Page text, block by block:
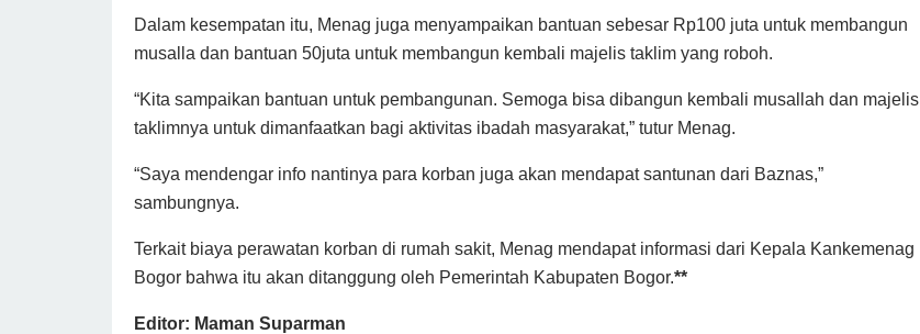
Dalam kesempatan itu, Menag juga menyampaikan bantuan sebesar Rp100 juta untuk membangun
musalla dan bantuan 50juta untuk membangun kembali majelis taklim yang roboh.
“Kita sampaikan bantuan untuk pembangunan. Semoga bisa dibangun kembali musallah dan majelis
taklimnya untuk dimanfaatkan bagi aktivitas ibadah masyarakat,” tutur Menag.
“Saya mendengar info nantinya para korban juga akan mendapat santunan dari Baznas,”
sambungnya.
Terkait biaya perawatan korban di rumah sakit, Menag mendapat informasi dari Kepala Kankemenag
Bogor bahwa itu akan ditanggung oleh Pemerintah Kabupaten Bogor.**
Editor: Maman Suparman